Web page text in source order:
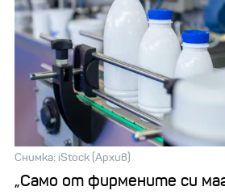
Снимка: iStock (Архив)
„Само от фирмените си